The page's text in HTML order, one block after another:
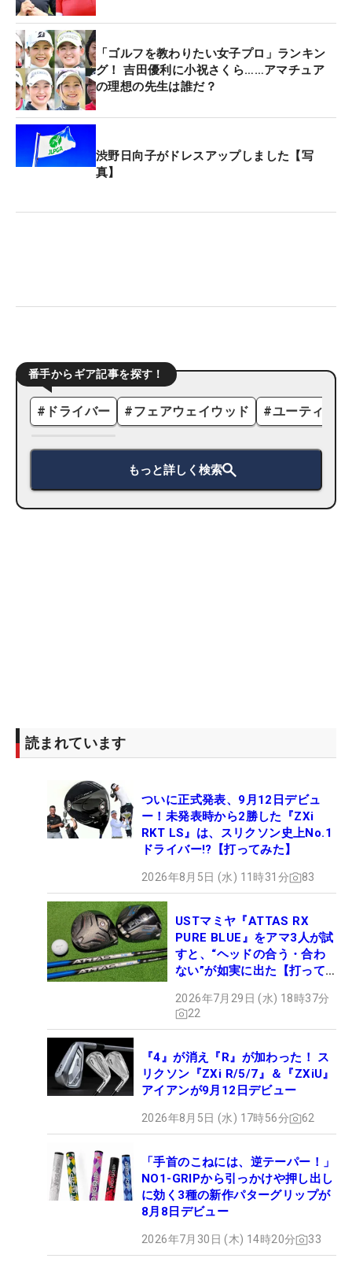
「ゴルフを教わりたい女子プロ」ランキン
グ！ 吉田優利に小祝さくら……アマチュア
の理想の先生は誰だ？
渋野日向子がドレスアップしました【写
真】
番手からギア記事を探す！
# ドライバー #フェアウェイウッド #ユーティリ
もっと詳しく検索
読まれています
ついに正式発表、9月12日デビュ
ー！未発表時から2勝した『ZXi
RKT LS』は、スリクソン史上No.1
ドライバー!?【打ってみた】
2026年8月5日 (水) 11時31分 83
USTマミヤ『ATTAS RX
PURE BLUE』をアマ3人が試
すと、“ヘッドの合う・合わ
ない”が如実に出た【打って
2026年7月29日 (水) 18時37分
22
『4』が消え『R』が加わった！ ス
リクソン『ZXi R/5/7』＆『ZXiU』
アイアンが9月12日デビュー
2026年8月5日 (水) 17時56分 62
「手首のこねには、逆テーパー！」
NO1-GRIPから引っかけや押し出し
に効く3種の新作パターグリップが
8月8日デビュー
2026年7月30日 (木) 14時20分 33